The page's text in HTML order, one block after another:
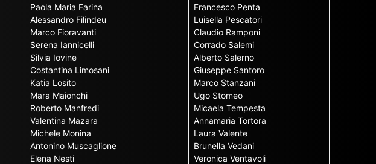
Paola Maria Farina
Alessandro Filindeu
Marco Fioravanti
Serena Iannicelli
Silvia Iovine
Costantina Limosani
Katia Losito
Mara Maionchi
Roberto Manfredi
Valentina Mazara
Michele Monina
Antonino Muscaglione
Elena Nesti
Francesco Penta
Luisella Pescatori
Claudio Ramponi
Corrado Salemi
Alberto Salerno
Giuseppe Santoro
Marco Stanzani
Ugo Stomeo
Micaela Tempesta
Annamaria Tortora
Laura Valente
Brunella Vedani
Veronica Ventavoli